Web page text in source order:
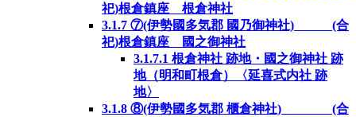
祀)根倉鎮座 根倉神社
3.1.7 ⑦(伊勢國多気郡 國乃御神社) (合
祀)根倉鎮座 國之御神社
3.1.7.1 根倉神社 跡地・國之御神社 跡
地（明和町根倉）〈延喜式内社 跡
地〉
3.1.8 ⑧(伊勢國多気郡 櫃倉神社) (合